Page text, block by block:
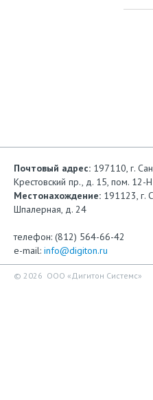
Почтовый адрес: 197110, г.
Крестовский пр., д. 15, пом. 12-Н
Местонахождение: 191123, г.
Шпалерная, д. 24
телефон: (812) 564-66-42
e-mail: info@digiton.ru
© 2026 ООО «Дигитон Системс»